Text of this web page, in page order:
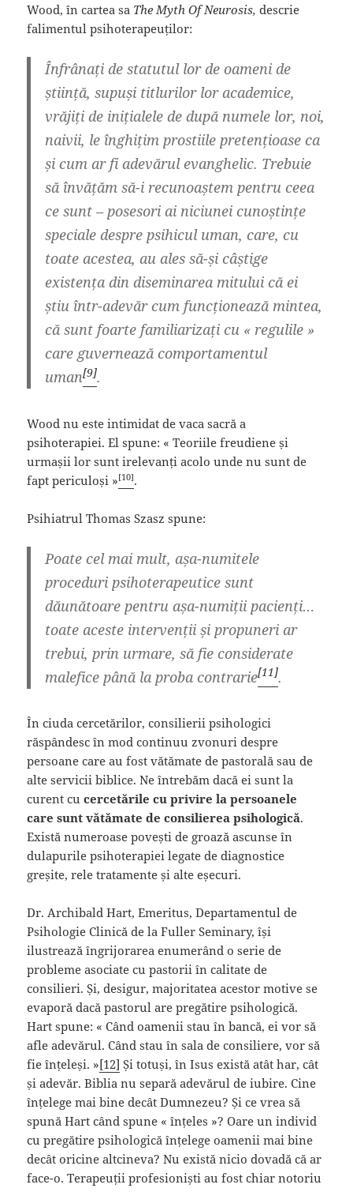
Wood, în cartea sa The Myth Of Neurosis,descrie
falimentul psihoterapeuților:
Înfrânați de statutul lor de oameni de
știință, supuși titlurilor lor academice,
vrăjiți de inițialele de după numele lor, noi,
naivii, le înghițim prostiile pretențioase ca
și cum ar fi adevărul evanghelic. Trebuie
să învățăm să-i recunoaștem pentru ceea
ce sunt – posesori ai niciunei cunoștințe
speciale despre psihicul uman, care, cu
toate acestea, au ales să-și câștige
existența din diseminarea mitului că ei
știu într-adevăr cum funcționează mintea,
că sunt foarte familiarizați cu « regulile »
care guvernează comportamentul
uman[9].
Wood nu este intimidat de vaca sacră a
psihoterapiei. El spune: « Teoriile freudiene și
urmașii lor sunt irelevanți acolo unde nu sunt de
fapt periculoși »[10].
Psihiatrul Thomas Szasz spune:
Poate cel mai mult, așa-numitele
proceduri psihoterapeutice sunt
dăunătoare pentru așa-numiții pacienți…
toate aceste intervenții și propuneri ar
trebui, prin urmare, să fie considerate
malefice până la proba contrarie[11].
În ciuda cercetărilor, consilierii psihologici
răspândesc în mod continuu zvonuri despre
persoane care au fost vătămate de pastorală sau de
alte servicii biblice. Ne întrebăm dacă ei sunt la
curent cucercetările cu privire la persoanele
care sunt vătămate de consilierea psihologică.
Există numeroase povești de groază ascunse în
dulapurile psihoterapiei legate de diagnostice
greșite, rele tratamente și alte eșecuri.
Dr. Archibald Hart, Emeritus, Departamentul de
Psihologie Clinică de la Fuller Seminary, își
ilustrează îngrijorarea enumerând o serie de
probleme asociate cu pastorii în calitate de
consilieri. Și, desigur, majoritatea acestor motive se
evaporă dacă pastorul are pregătire psihologică.
Hart spune: « Când oamenii stau în bancă, ei vor să
afle adevărul. Când stau în sala de consiliere, vor să
fie înțeleși. »[12] Și totuși, în Isus există atât har, cât
și adevăr. Biblia nu separă adevărul de iubire. Cine
înțelege mai bine decât Dumnezeu? Și ce vrea să
spună Hart când spune « înțeles »? Oare un individ
cu pregătire psihologică înțelege oamenii mai bine
decât oricine altcineva? Nu există nicio dovadă că ar
face-o. Terapeuții profesioniști au fost chiar notoriu